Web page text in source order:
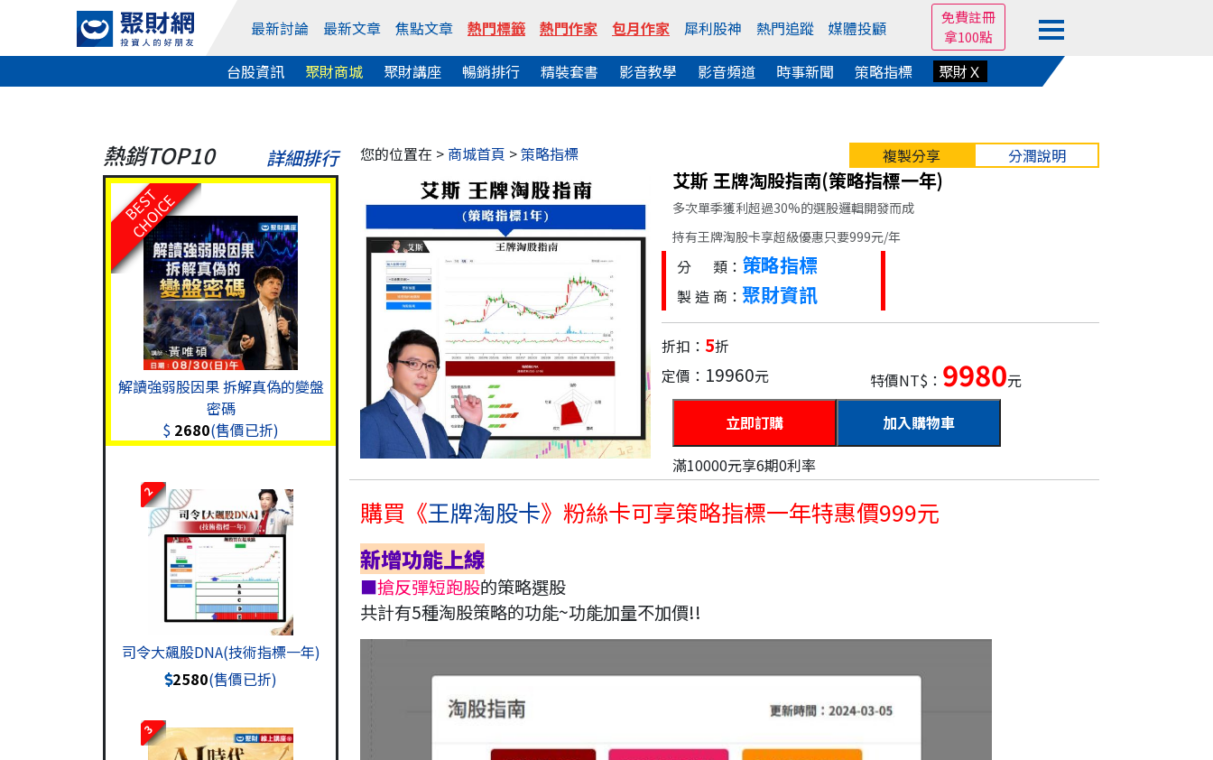
最新討論 最新文章 焦點文章 熱門標籤 熱門作家 包月作家 犀利股神 熱門追蹤 媒體投顧
免費註冊
拿100點
台股資訊 聚財商城 聚財講座 暢銷排行 精裝套書 影音教學 影音頻道 時事新聞 策略指標 聚財Ｘ
熱銷TOP10 詳細排行
BEST
CHOICE
解讀強弱股因果 拆解真偽的變盤
密碼
$ 2680(售價已折)
2
司令大飆股DNA(技術指標一年)
2580(售價已折)
3
您的位置在 > 商城首頁 >策略指標 複製分享 分潤說明
艾斯 王牌淘股指南(策略指標一年)
多次單季獲利超過30%的選股邏輯開發而成
持有王牌淘股卡享超級優惠只要999元/年
分 類： 策略指標
製 造 商：聚財資訊
折扣： 5折
定價： 19960元 特價NT$： 9980元
加入購物車
滿10000元享6期0利率
購買《王牌淘股卡》粉絲卡可享策略指標一年特惠價999元
新增功能上線
■搶反彈短跑股的策略選股
共計有5種淘股策略的功能~功能加量不加價!!